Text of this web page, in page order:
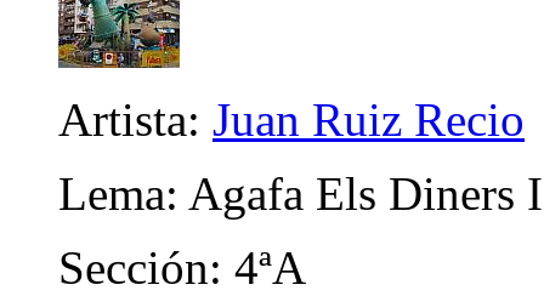
Artista: Juan Ruiz Recio
Lema: Agafa Els Diners
Sección: 4ªA